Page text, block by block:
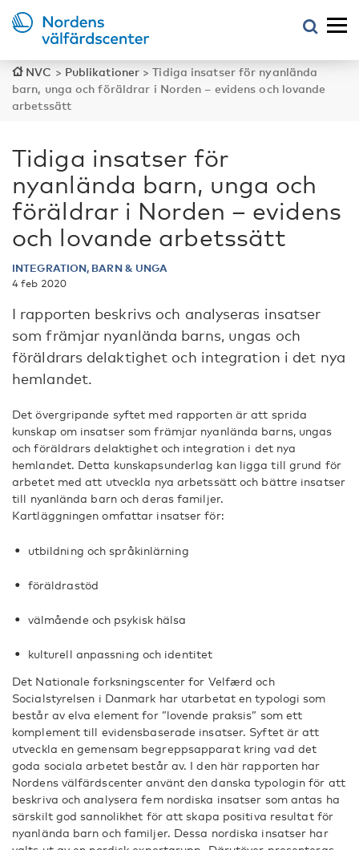
NVC > Publikationer >Tidiga insatser för nyanlända
barn, unga och föräldrar i Norden – evidens och lovande
arbetssätt
Tidiga insatser för
nyanlända barn, unga och
föräldrar i Norden – evidens
och lovande arbetssätt
INTEGRATION, BARN & UNGA
4 feb 2020
I rapporten beskrivs och analyseras insatser
som främjar nyanlända barns, ungas och
föräldrars delaktighet och integration i det nya
hemlandet.
Det övergripande syftet med rapporten är att sprida
kunskap om insatser som främjar nyanlända barns, ungas
och föräldrars delaktighet och integration i det nya
hemlandet. Detta kunskapsunderlag kan ligga till grund för
arbetet med att utveckla nya arbetssätt och bättre insatser
till nyanlända barn och deras familjer.
Kartläggningen omfattar insatser för:
utbildning och språkinlärning
föräldrastöd
välmående och psykisk hälsa
kulturell anpassning och identitet
Det Nationale forksningscenter for Velfærd och
Socialstyrelsen i Danmark har utarbetat en typologi som
består av elva element for ”lovende praksis” som ett
komplement till evidensbaserade insatser. Syftet är att
utveckla en gemensam begreppsapparat kring vad det
goda sociala arbetet består av. I den här rapporten har
Nordens välfärdscenter använt den danska typologin för att
beskriva och analysera fem nordiska insatser som antas ha
särskilt god sannolikhet för att skapa positiva resultat för
nyanlända barn och familjer. Dessa nordiska insatser har